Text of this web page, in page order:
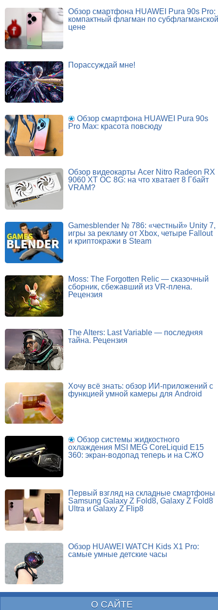
Обзор смартфона HUAWEI Pura 90s Pro:
компактный флагман по субфлагманской
цене
Порассуждай мне!
Обзор смартфона HUAWEI Pura 90s
Pro Max: красота повсюду
Обзор видеокарты Acer Nitro Radeon RX
9060 XT OC 8G: на что хватает 8 Гбайт
VRAM?
Gamesblender № 786: «честный» Unity 7,
игры за рекламу от Xbox, четыре Fallout
и криптокражи в Steam
Moss: The Forgotten Relic — сказочный
сборник, сбежавший из VR-плена.
Рецензия
The Alters: Last Variable — последняя
тайна. Рецензия
Хочу всё знать: обзор ИИ-приложений с
функцией умной камеры для Android
Обзор системы жидкостного
охлаждения MSI MEG CoreLiquid E15
360: экран-водопад теперь и на СЖО
Первый взгляд на складные смартфоны
Samsung Galaxy Z Fold8, Galaxy Z Fold8
Ultra и Galaxy Z Flip8
Обзор HUAWEI WATCH Kids X1 Pro:
самые умные детские часы
О САЙТЕ